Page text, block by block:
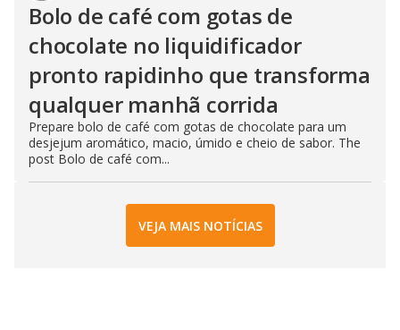
Bolo de café com gotas de
chocolate no liquidificador
pronto rapidinho que transforma
qualquer manhã corrida
Prepare bolo de café com gotas de chocolate para um
desjejum aromático, macio, úmido e cheio de sabor. The
post Bolo de café com...
VEJA MAIS NOTÍCIAS